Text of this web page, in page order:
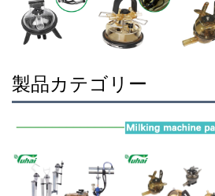
製品カテゴリー